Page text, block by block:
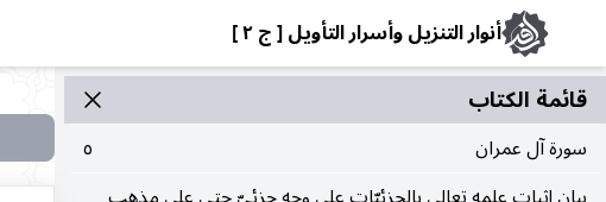
أنوار التنزيل وأسرار التأويل [ ج ٢ ]
قائمة الکتاب
سورة آل عمران
٥